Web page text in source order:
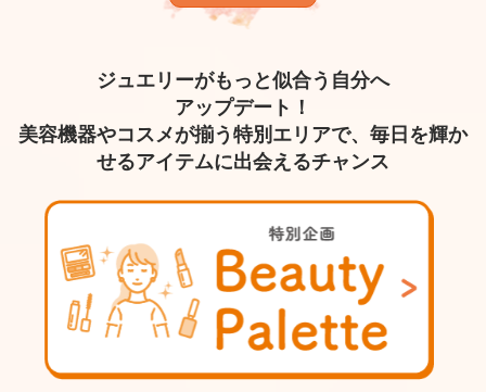
ジュエリーがもっと似合う自分へ
アップデート！
美容機器やコスメが揃う特別エリアで、毎日を輝か
せるアイテムに出会えるチャンス